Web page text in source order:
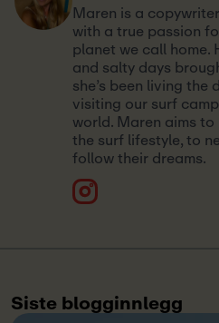
Maren is a
with a true passion
planet we call home.
and salty days
she’s been living
visiting our surf
world. Maren aims
the surf lifestyle, to
follow their dreams.
Siste blogginnlegg